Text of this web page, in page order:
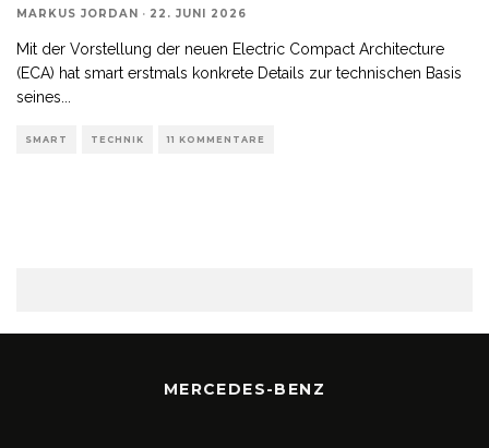
MARKUS JORDAN · 22. JUNI 2026
Mit der Vorstellung der neuen Electric Compact Architecture
(ECA) hat smart erstmals konkrete Details zur technischen Basis
seines
SMART TECHNIK 11 KOMMENTARE
MERCEDES-BENZ